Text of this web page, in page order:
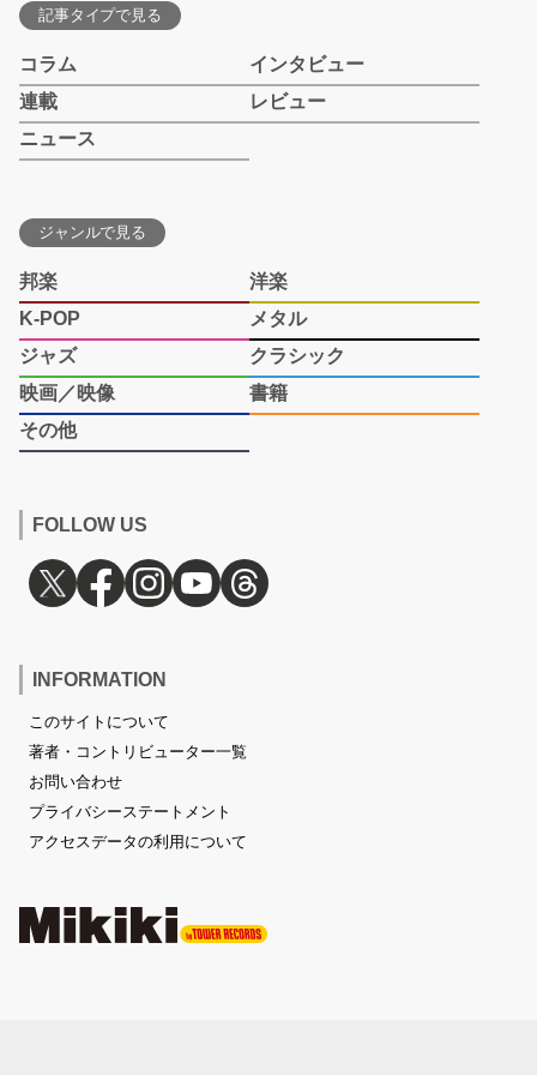
記事タイプで見る
コラム
インタビュー
連載
レビュー
ニュース
ジャンルで見る
邦楽
洋楽
K-POP
メタル
ジャズ
クラシック
映画／映像
書籍
その他
FOLLOW US
INFORMATION
このサイトについて
著者・コントリビューター一覧
お問い合わせ
プライバシーステートメント
アクセスデータの利用について